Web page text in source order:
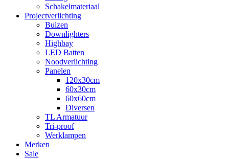
Schakelmateriaal
Projectverlichting
Buizen
Downlighters
Highbay
LED Batten
Noodverlichting
Panelen
120x30cm
60x30cm
60x60cm
Diversen
TL Armatuur
Tri-proof
Werklampen
Merken
Sale